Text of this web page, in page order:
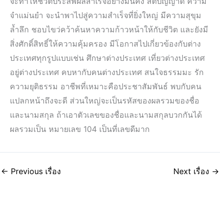
จำแม่นยำ จะนำพาไปสู่ความสำเร็จที่ยิ่งใหญ่ มีความสุขุม
ล้ำลึก ชอบไขว่คว้าค้นหาความก้าวหน้าให้กับชีวิต และยังมี
สิ่งศักดิ์สิทธิ์ให้ความคุ้มครอง มีโอกาสไปเกี่ยวข้องกับต่าง
ประเทศทุกรูปแบบเช่น ศึกษาต่างประเทศ เที่ยวต่างประเทศ
อยู่ต่างประเทศ คบหากับคนต่างประเทศ สนใจธรรมมะ รัก
ความยุติธรรม อาชีพที่เหมาะคือประชาสัมพันธ์ พบกับคน
แปลกหน้าถึงจะดี ส่วนใหญ่จะเป็นรหัสของผลรวมของชื่อ
และนามสกุล ถ้าเอาตัวเลขของชื่อและนามสกุลบวกกันได้
ผลรวมเป็น หมายเลข 104 เป็นที่เลขดีมาก
← Previous เรื่อง Next เรื่อง →